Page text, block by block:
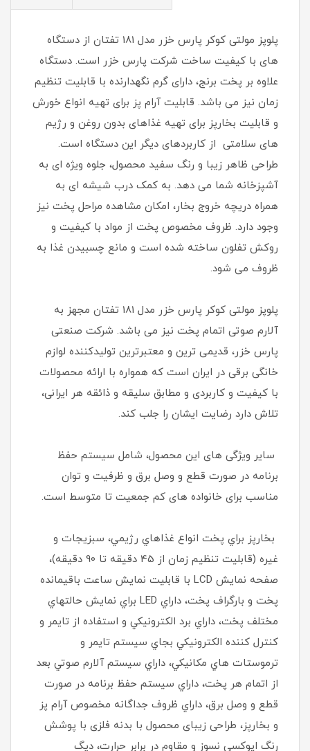
پلوپز مولتی کوکر پارس خزر مدل 181 تفتان از دستگاه
های با کیفیت ساخت شرکت پارس خزر است. دستگاه
علاوه بر پخت برنج، دارای گرم نگهدارنده با قابلیت تنظیم
زمان نیز می باشد. قابلیت آرام پز برای تهیه انواع خورش
و قابلیت بخارپز برای تهیه غذاهای بدون روغن و رژیم
های سلامتی از کاربردهای دیگر این دستگاه است.
طراحی ظاهر زیبا و رنگ سفید محصول، جلوه ویژه ای به
آشپزخانه شما می دهد. به کمک درب شیشه ای به
همراه دریچه خروج بخار، امکان مشاهده مراحل پخت نیز
وجود دارد. ظروف مخصوص پخت از مواد با کیفیت و
روکش تفلون ساخته شده است و مانع چسبیدن غذا به
ظروف می شود.
پلوپز مولتی کوکر پارس خزر مدل 181 تفتان مجهز به
آلارم صوتی اتمام پخت نیز می باشد. شرکت صنعتی
پارس خزر، قدیمی ترین و معتبرترین تولیدکننده لوازم
خانگی برقی در ایران است که همواره با ارائه محصولات
با کیفیت و کاربردی و مطابق سلیقه و ذائقه هر ایرانی،
تلاش دارد رضایت ایشان را جلب کند.
سایر ویژگی های این محصول، شامل سیستم حفظ
برنامه در صورت قطع و وصل برق و ظرفیت و توان
مناسب برای خانواده های کم جمعیت تا متوسط است.
بخارپز براي پخت انواع غذاهاي رژيمي، سبزيجات و
غيره (قابليت تنظيم زمان از 45 دقيقه تا 90 دقيقه)،
صفحه نمايش LCD با قابليت نمايش ساعت باقيمانده
پخت و بارگراف پخت، داراي LED براي نمايش حالتهاي
مختلف پخت، داراي برد الكترونيكي و استفاده از تايمر و
كنترل كننده الكترونيكي بجاي سيستم تايمر و
ترموستات هاي مكانيكي، داراي سيستم آلارم صوتي بعد
از اتمام هر پخت، داراي سيستم حفظ برنامه در صورت
قطع و وصل برق، داراي ظروف جداگانه مخصوص آرام پز
و بخارپز، طراحی زیبای محصول با بدنه فلزی با پوشش
رنگ اپوكسي نسوز و مقاوم در برابر حرارت، دیگ